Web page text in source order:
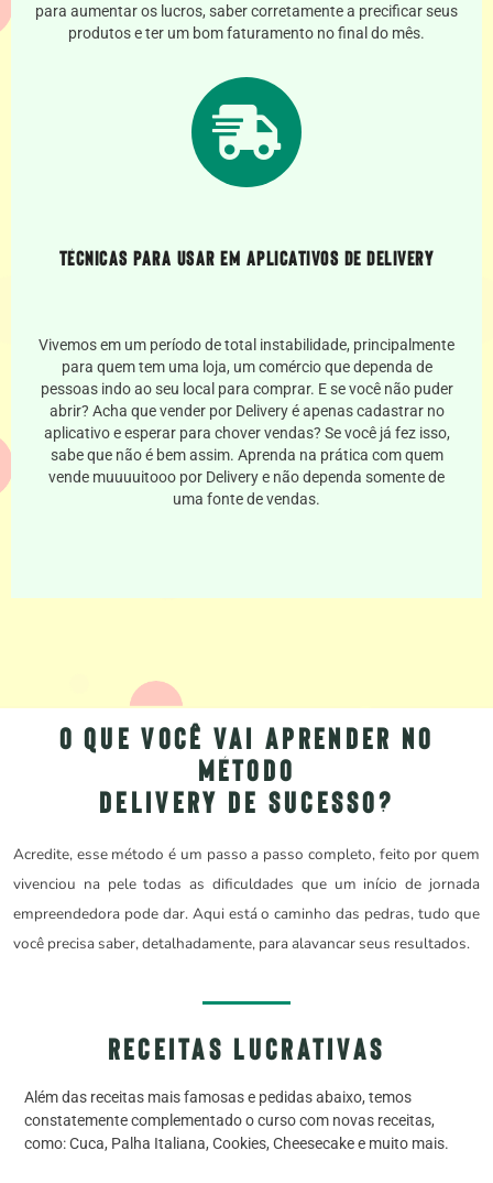
para aumentar os lucros, saber corretamente a precificar seus
produtos e ter um bom faturamento no final do mês.
Técnicas para usar em aplicativos de Delivery
Vivemos em um período de total instabilidade, principalmente
para quem tem uma loja, um comércio que dependa de
pessoas indo ao seu local para comprar. E se você não puder
abrir? Acha que vender por Delivery é apenas cadastrar no
aplicativo e esperar para chover vendas? Se você já fez isso,
sabe que não é bem assim. Aprenda na prática com quem
vende muuuuitooo por Delivery e não dependa somente de
uma fonte de vendas.
O que você vai aprender no
Método
Delivery de Sucesso?
Acredite, esse método é um passo a passo completo, feito por quem
vivenciou na pele todas as dificuldades que um início de jornada
empreendedora pode dar. Aqui está o caminho das pedras, tudo que
você precisa saber, detalhadamente, para alavancar seus resultados.
receitas lucrativas
Além das receitas mais famosas e pedidas abaixo, temos
constatemente complementado o curso com novas receitas,
como: Cuca, Palha Italiana, Cookies, Cheesecake e muito mais.